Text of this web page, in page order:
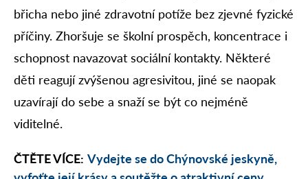
břicha nebo jiné zdravotní potíže bez zjevné fyzické
příčiny. Zhoršuje se školní prospěch, koncentrace i
schopnost navazovat sociální kontakty. Některé
děti reagují zvýšenou agresivitou, jiné se naopak
uzavírají do sebe a snaží se být co nejméně
viditelné.
ČTĚTE VÍCE: Vydejte se do Chýnovské jeskyně,